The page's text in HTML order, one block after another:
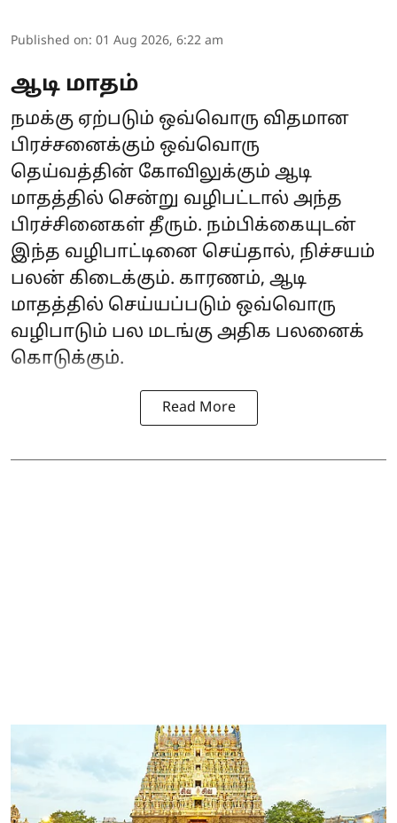
Published on: 01 Aug 2026, 6:22 am
ஆடி மாதம்
நமக்கு ஏற்படும் ஒவ்வொரு விதமான
பிரச்சனைக்கும் ஒவ்வொரு
தெய்வத்தின் கோவிலுக்கும் ஆடி
மாதத்தில் சென்று வழிபட்டால் அந்த
பிரச்சினைகள் தீரும். நம்பிக்கையுடன்
இந்த வழிபாட்டினை செய்தால், நிச்சயம்
பலன் கிடைக்கும். காரணம், ஆடி
மாதத்தில் செய்யப்படும் ஒவ்வொரு
வழிபாடும் பல மடங்கு அதிக பலனைக்
கொடுக்கும்.
Read More